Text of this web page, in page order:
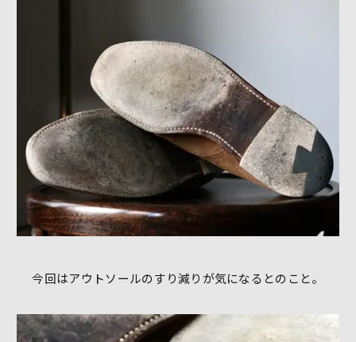
今回はアウトソールのすり減りが気になるとのこと。